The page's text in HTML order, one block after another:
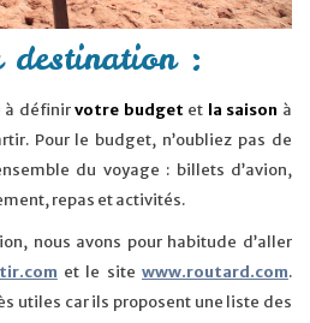
destination :
à définirvotre budget et la saison à
Pour le budget, n’oubliez pas de
du voyage : billets d’avion,
repas et activités.
nous avons pour habitude d’aller
et le sitewww.routard.com.
utiles car ils proposent une liste des